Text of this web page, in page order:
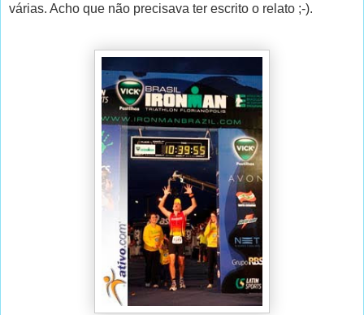
várias. Acho que não precisava ter escrito o relato ;-).